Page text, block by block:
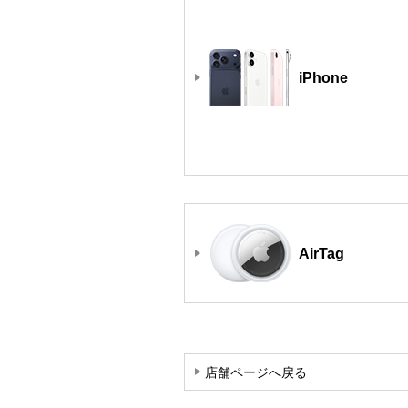
iPhone
AirTag
店舗ページへ戻る